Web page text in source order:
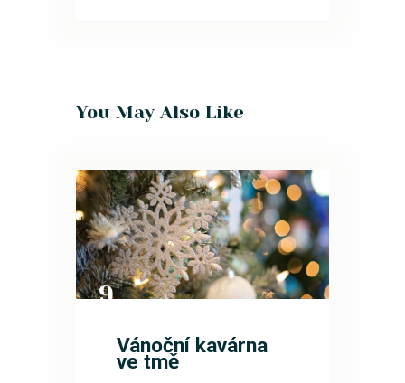
You May Also Like
9
Vánoční kavárna
ve tmě